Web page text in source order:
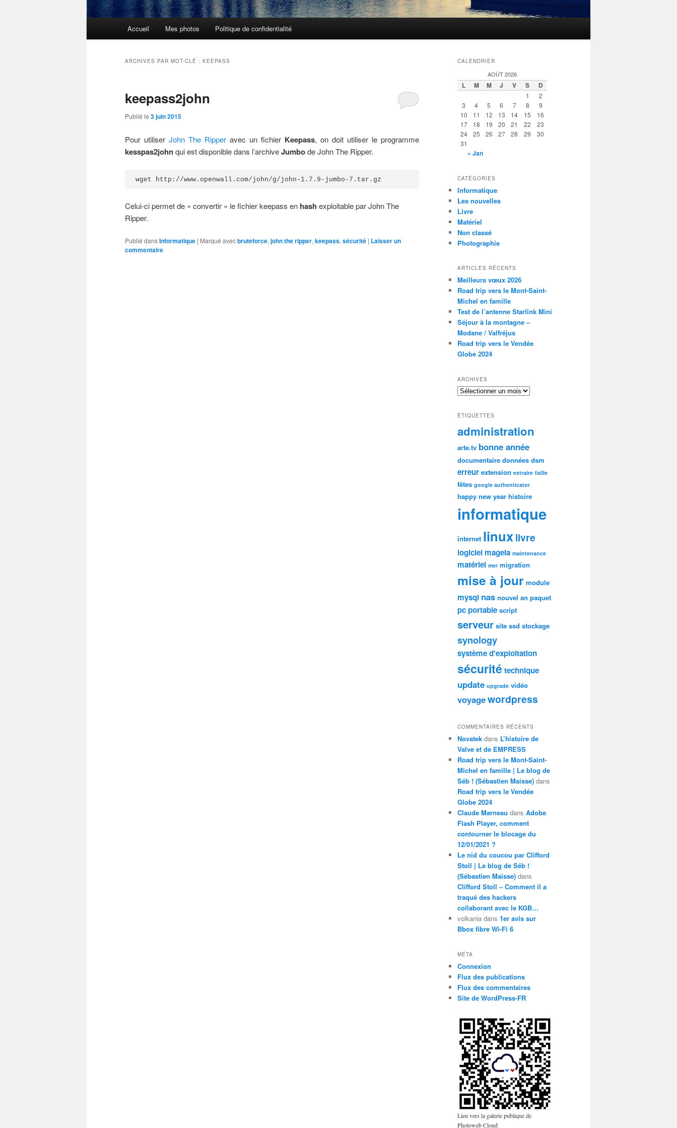
Accueil Mes photos Politique de confidentialité
ARCHIVES PAR MOT-CLÉ : KEEPASS
keepass2john
Publié le 3 juin 2015
Pour utiliser John The Ripper avec un fichier Keepass, on doit utiliser le programme
kesspas2johnqui est disponible dans l’archiveJumbode John The Ripper.
wget http://www.openwall.com/john/g/john-1.7.9-jumbo-7.tar.gz
Celui-ci permet de « convertir » le fichier keepass en hash exploitable par John The
Ripper.
Publié dansInformatique | Marqué avecbruteforce, john the ripper, keepass, sécurité | Laisser un
commentaire
CALENDRIER
AOÛT 2026
L M M J V S D
1
2
3
4 5 6 7 8
9
10
11 12 13 14 15
16
17
18 19 20 21 22
23
24
25 26 27 28 29
30
31
« Jan
CATÉGORIES
Informatique
Les nouvelles
Livre
Matériel
Non classé
Photographie
ARTICLES RÉCENTS
Meilleurs vœux 2026
Road trip vers le Mont-Saint-
Michel en famille
Test de l’antenne Starlink Mini
Séjour à la montagne –
Modane / Valfréjus
Road trip vers le Vendée
Globe 2024
ARCHIVES
Archives
ÉTIQUETTES
administration
arte.tv bonne année
documentaire données dsm
erreur extension extraire faille
fêtes google authenticator
happy new year histoire
informatique
internet linuxlivre
logiciel mageia maintenance
matériel mer migration
mise à jour module
mysql nas nouvel an paquet
pc portable script
serveur site ssd stockage
synology
système d'exploitation
sécurité technique
update upgrade vidéo
voyagewordpress
COMMENTAIRES RÉCENTS
Novatek dans L’histoire de
Valve et de EMPRESS
Road trip vers le Mont-Saint-
Michel en famille | Le blog de
Séb ! (Sébastien Maisse) dans
Road trip vers le Vendée
Globe 2024
Claude Marneau dans Adobe
Flash Player, comment
contourner le blocage du
12/01/2021 ?
Le nid du coucou par Clifford
Stoll | Le blog de Séb !
(Sébastien Maisse) dans
Clifford Stoll – Comment il a
traqué des hackers
collaborant avec le KGB…
volkania dans 1er avis sur
Bbox fibre Wi-Fi 6
MÉTA
Connexion
Flux des publications
Flux des commentaires
Site de WordPress-FR
Lien vers la galerie publique de
Photoweb Cloud